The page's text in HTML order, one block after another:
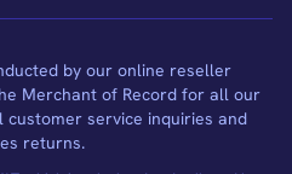
by our online reseller
Merchant of Record for all our
service inquiries and
returns.